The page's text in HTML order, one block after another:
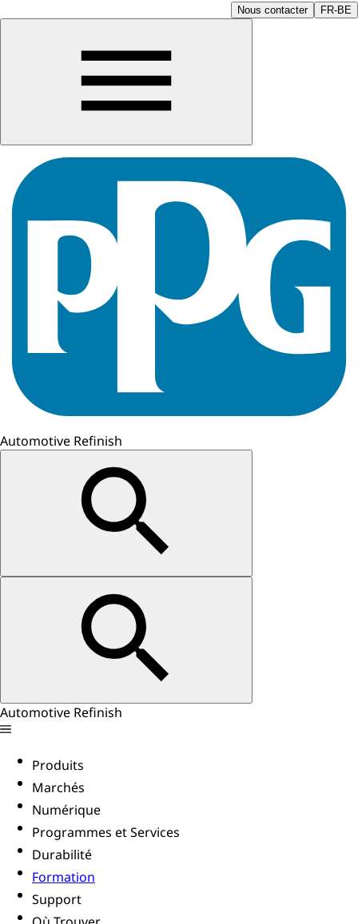
Nous contacter FR-BE
Automotive Refinish
Automotive Refinish
Produits
Marchés
Numérique
Programmes et Services
Durabilité
Formation
Support